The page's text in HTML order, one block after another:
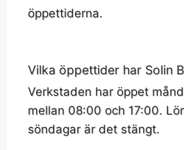
öppettiderna.
Vilka öppettider har Solin
Verkstaden har öppet
mellan 08:00 och 17:00.
söndagar är det stängt.